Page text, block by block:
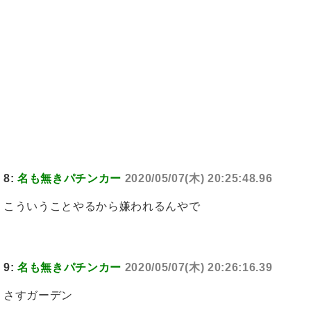
8: 名も無きパチンカー 2020/05/07(木) 20:25:48.96
こういうことやるから嫌われるんやで
9: 名も無きパチンカー 2020/05/07(木) 20:26:16.39
さすガーデン